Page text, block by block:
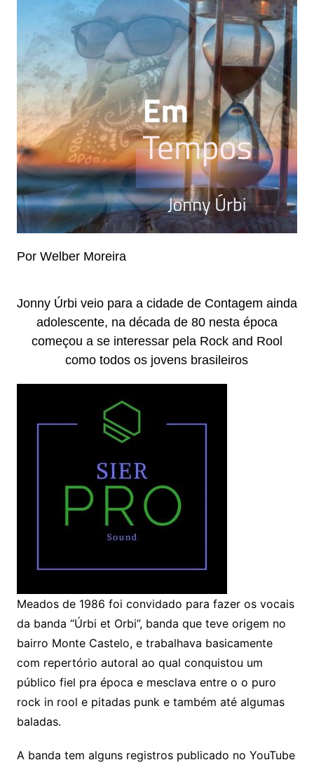
Por Welber Moreira
Jonny Úrbi veio para a cidade de Contagem ainda
adolescente, na década de 80 nesta época
começou a se interessar pela Rock and Rool
como todos os jovens brasileiros
Meados de 1986 foi convidado para fazer os vocais
da banda “Úrbi et Orbi”, banda que teve origem no
bairro Monte Castelo, e trabalhava basicamente
com repertório autoral ao qual conquistou um
público fiel pra época e mesclava entre o o puro
rock in rool e pitadas punk e também até algumas
baladas.
A banda tem alguns registros publicado no YouTube